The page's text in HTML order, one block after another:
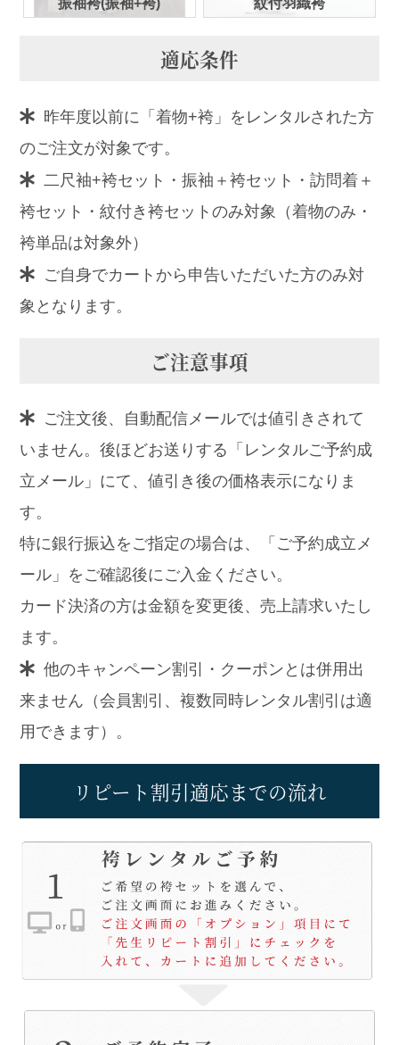
振袖袴(振袖+袴) 紋付羽織袴
適応条件
昨年度以前に「着物+袴」をレンタルされた方
のご注文が対象です。
二尺袖+袴セット・振袖＋袴セット・訪問着＋
袴セット・紋付き袴セットのみ対象（着物のみ・
袴単品は対象外）
ご自身でカートから申告いただいた方のみ対
象となります。
ご注意事項
ご注文後、自動配信メールでは値引きされて
いません。後ほどお送りする「レンタルご予約成
立メール」にて、値引き後の価格表示になりま
す。
特に銀行振込をご指定の場合は、「ご予約成立メ
ール」をご確認後にご入金ください。
カード決済の方は金額を変更後、売上請求いたし
ます。
他のキャンペーン割引・クーポンとは併用出
来ません（会員割引、複数同時レンタル割引は適
用できます）。
リピート割引適応までの流れ